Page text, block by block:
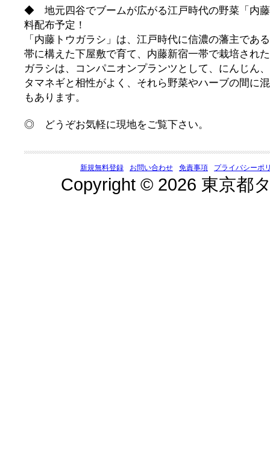
◆ 地元四谷でブームが広がる江戸時代の野菜「内
料配布予定！
「内藤トウガラシ」は、江戸時代に信濃の藩主であ
帯に構えた下屋敷で育て、内藤新宿一帯で栽培され
ガラシは、コンパニオンプランツとして、にんじん
タマネギと相性がよく、それら野菜やハーブの間に
もあります。
◎ どうぞお気軽に現地をご覧下さい。
新規無料登録 お問い合わせ 免責事項 プライバシーポ
Copyright © 2026 東京都